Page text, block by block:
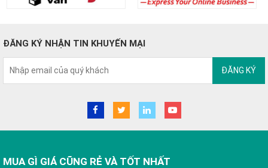
ĐĂNG KÝ NHẬN TIN KHUYẾN MẠI
ĐĂNG KÝ
MUA GÌ GIÁ CŨNG RẺ VÀ TỐT NHẤT